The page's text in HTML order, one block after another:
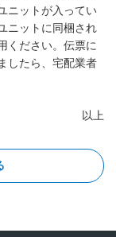
ニットが入ってい
ニットに同梱され
ください。伝票に
したら、宅配業者
以上